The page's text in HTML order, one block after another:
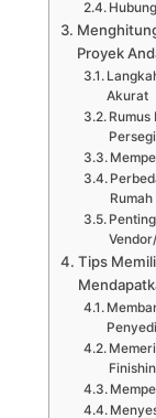
Proyek
Akurat
Persegi
Tips